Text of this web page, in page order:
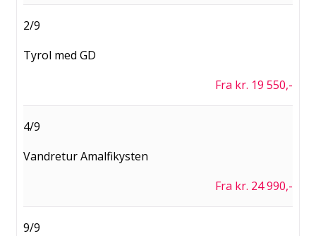
2/9
Tyrol med GD
Fra kr. 19 550,-
4/9
Vandretur Amalfikysten
Fra kr. 24 990,-
9/9